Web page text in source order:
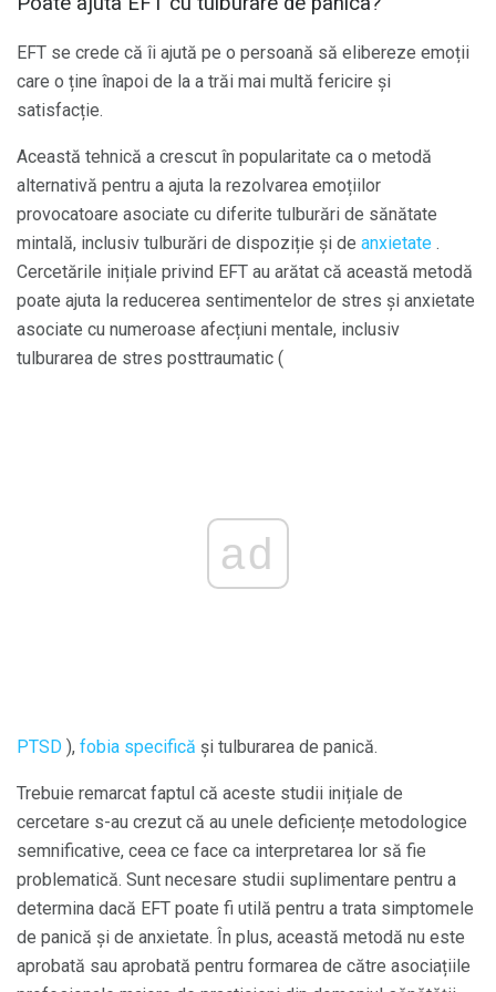
EFT se crede că îi ajută pe o persoană să elibereze emoții
care o ține înapoi de la a trăi mai multă fericire și
satisfacție.
Această tehnică a crescut în popularitate ca o metodă
alternativă pentru a ajuta la rezolvarea emoțiilor
provocatoare asociate cu diferite tulburări de sănătate
mintală, inclusiv tulburări de dispoziție și de anxietate .
Cercetările inițiale privind EFT au arătat că această metodă
poate ajuta la reducerea sentimentelor de stres și anxietate
asociate cu numeroase afecțiuni mentale, inclusiv
tulburarea de stres posttraumatic (
ad
PTSD ), fobia specifică și tulburarea de panică.
Trebuie remarcat faptul că aceste studii inițiale de
cercetare s-au crezut că au unele deficiențe metodologice
semnificative, ceea ce face ca interpretarea lor să fie
problematică. Sunt necesare studii suplimentare pentru a
determina dacă EFT poate fi utilă pentru a trata simptomele
de panică și de anxietate. În plus, această metodă nu este
aprobată sau aprobată pentru formarea de către asociațiile